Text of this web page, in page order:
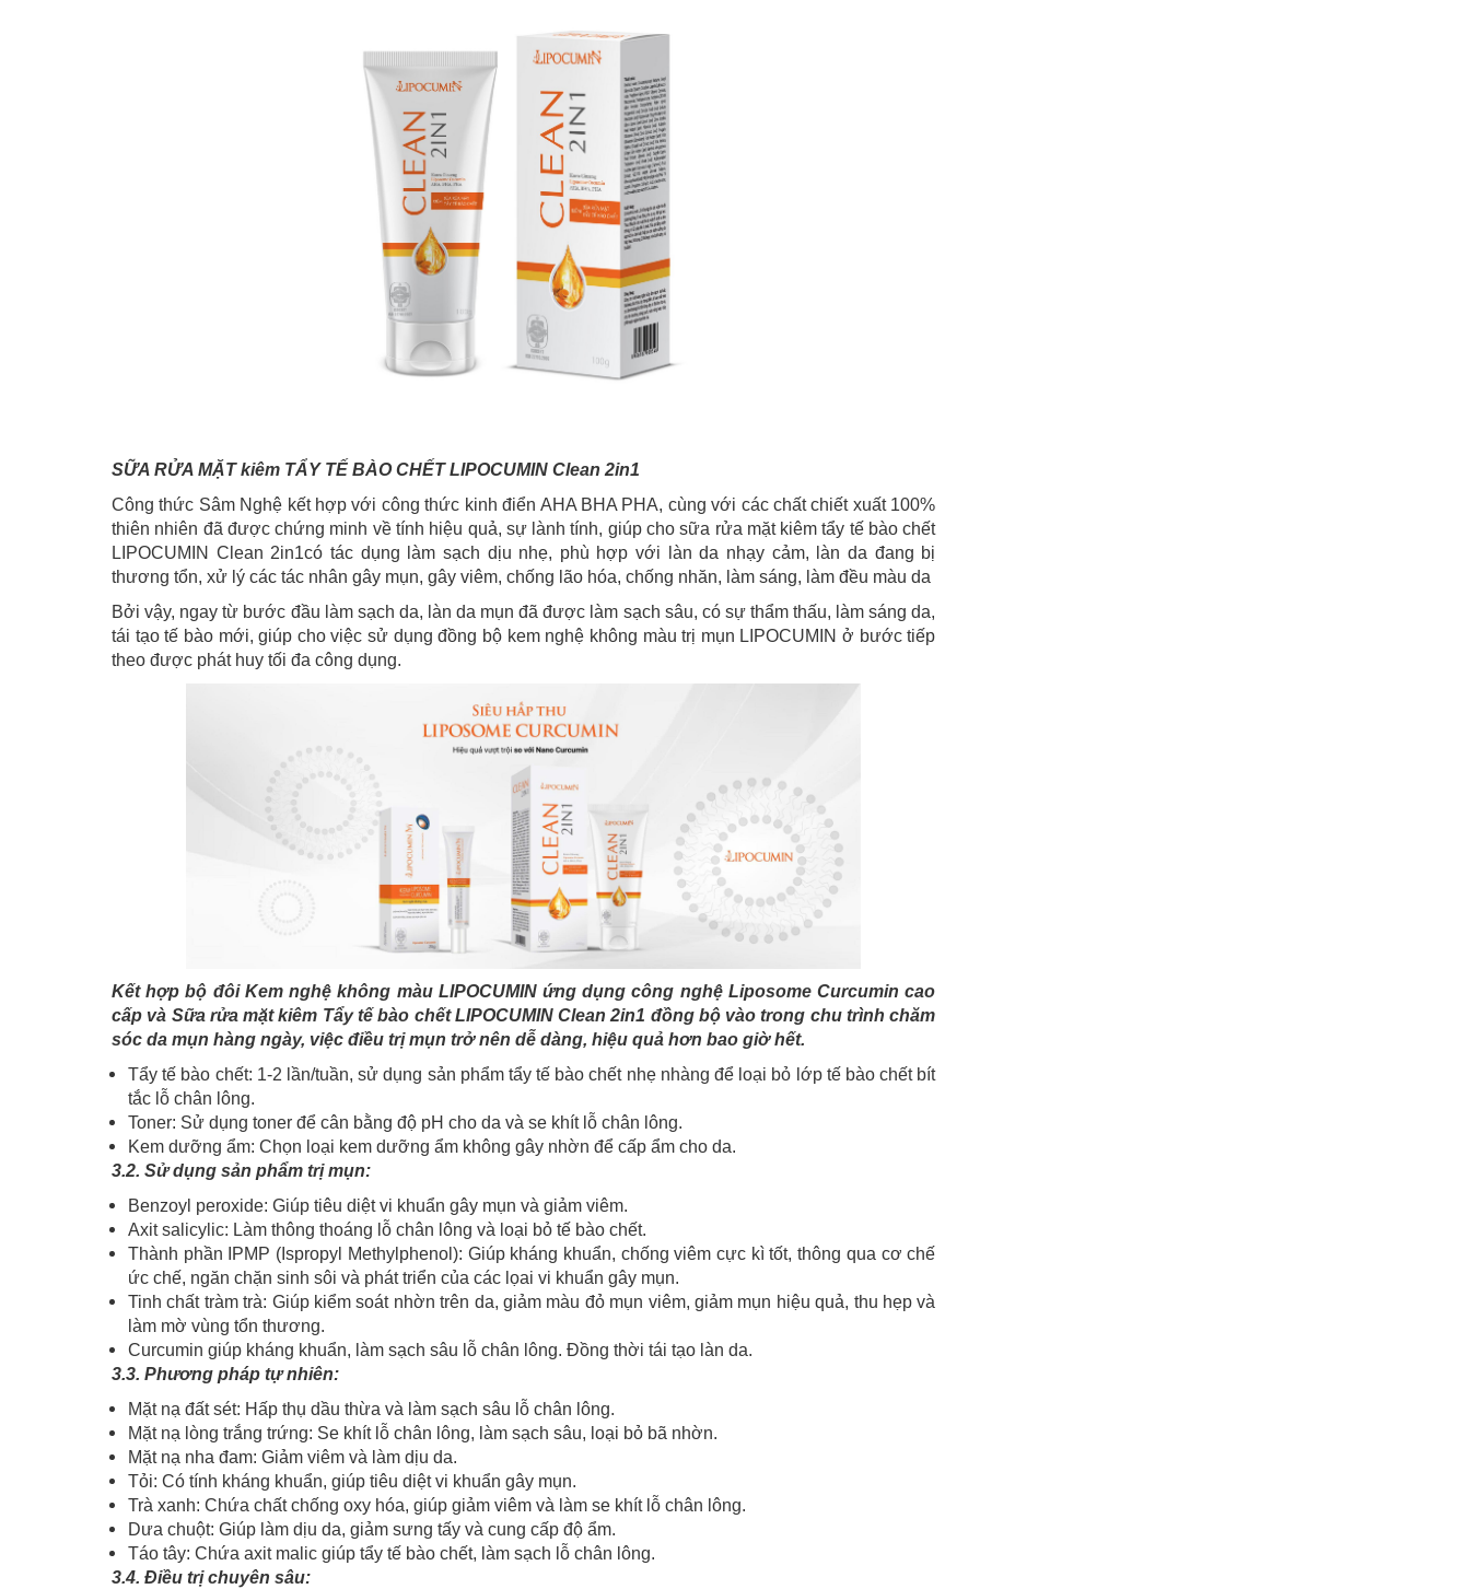
SỮA RỬA MẶT kiêm TẨY TẾ BÀO CHẾT LIPOCUMIN Clean 2in1
Công thức Sâm Nghệ kết hợp với công thức kinh điển AHA BHA PHA, cùng với các chất chiết xuất 100%
thiên nhiên đã được chứng minh về tính hiệu quả, sự lành tính, giúp cho sữa rửa mặt kiêm tẩy tế bào chết
LIPOCUMIN Clean 2in1có tác dụng làm sạch dịu nhẹ, phù hợp với làn da nhạy cảm, làn da đang bị
thương tổn, xử lý các tác nhân gây mụn, gây viêm, chống lão hóa, chống nhăn, làm sáng, làm đều màu da
Bởi vậy, ngay từ bước đầu làm sạch da, làn da mụn đã được làm sạch sâu, có sự thẩm thấu, làm sáng da,
tái tạo tế bào mới, giúp cho việc sử dụng đồng bộ kem nghệ không màu trị mụn LIPOCUMIN ở bước tiếp
theo được phát huy tối đa công dụng.
Kết hợp bộ đôi Kem nghệ không màu LIPOCUMIN ứng dụng công nghệ Liposome Curcumin cao
cấp và Sữa rửa mặt kiêm Tẩy tế bào chết LIPOCUMIN Clean 2in1 đồng bộ vào trong chu trình chăm
sóc da mụn hàng ngày, việc điều trị mụn trở nên dễ dàng, hiệu quả hơn bao giờ hết.
Tẩy tế bào chết: 1-2 lần/tuần, sử dụng sản phẩm tẩy tế bào chết nhẹ nhàng để loại bỏ lớp tế bào chết bít
tắc lỗ chân lông.
Toner: Sử dụng toner để cân bằng độ pH cho da và se khít lỗ chân lông.
Kem dưỡng ẩm: Chọn loại kem dưỡng ẩm không gây nhờn để cấp ẩm cho da.
3.2. Sử dụng sản phẩm trị mụn:
Benzoyl peroxide: Giúp tiêu diệt vi khuẩn gây mụn và giảm viêm.
Axit salicylic: Làm thông thoáng lỗ chân lông và loại bỏ tế bào chết.
Thành phần IPMP (Ispropyl Methylphenol): Giúp kháng khuẩn, chống viêm cực kì tốt, thông qua cơ chế
ức chế, ngăn chặn sinh sôi và phát triển của các lọai vi khuẩn gây mụn.
Tinh chất tràm trà: Giúp kiểm soát nhờn trên da, giảm màu đỏ mụn viêm, giảm mụn hiệu quả, thu hẹp và
làm mờ vùng tổn thương.
Curcumin giúp kháng khuẩn, làm sạch sâu lỗ chân lông. Đồng thời tái tạo làn da.
3.3. Phương pháp tự nhiên:
Mặt nạ đất sét: Hấp thụ dầu thừa và làm sạch sâu lỗ chân lông.
Mặt nạ lòng trắng trứng: Se khít lỗ chân lông, làm sạch sâu, loại bỏ bã nhờn.
Mặt nạ nha đam: Giảm viêm và làm dịu da.
Tỏi: Có tính kháng khuẩn, giúp tiêu diệt vi khuẩn gây mụn.
Trà xanh: Chứa chất chống oxy hóa, giúp giảm viêm và làm se khít lỗ chân lông.
Dưa chuột: Giúp làm dịu da, giảm sưng tấy và cung cấp độ ẩm.
Táo tây: Chứa axit malic giúp tẩy tế bào chết, làm sạch lỗ chân lông.
3.4. Điều trị chuyên sâu: